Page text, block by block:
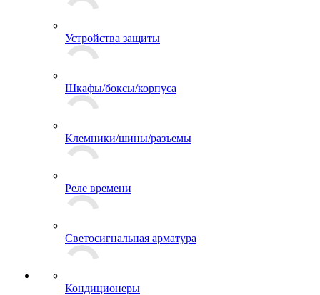
Устройства защиты
Шкафы/боксы/корпуса
Клемники/шины/разъемы
Реле времени
Светосигнальная арматура
Кондиционеры